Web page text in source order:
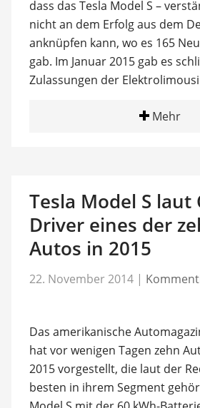
dass das Tesla Model S –
nicht an dem Erfolg aus dem
anknüpfen kann, wo es 165
gab. Im Januar 2015 gab es
Zulassungen der
Mehr
Tesla Model S laut
Driver eines der
Autos in 2015
22. November 2014 |
Das amerikanische
hat vor wenigen Tagen zehn
2015 vorgestellt, die laut der
besten in ihrem Segment